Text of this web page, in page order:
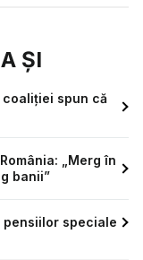
ȘI
spun că
„Merg în
banii”
pensiilor speciale